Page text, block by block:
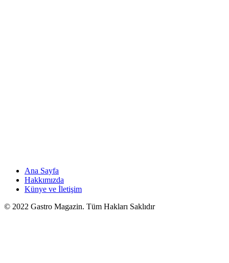
Ana Sayfa
Hakkımızda
Künye ve İletişim
© 2022 Gastro Magazin. Tüm Hakları Saklıdır